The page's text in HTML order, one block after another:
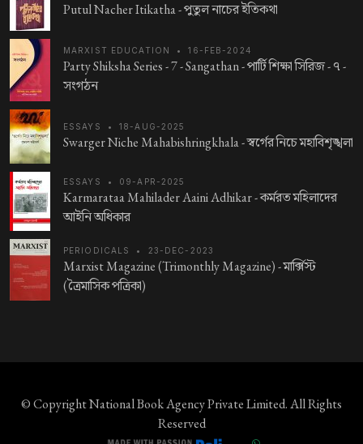
Putul Nacher Itikatha -পুতুল নাচের ইতিকথা
MARXIST EDUCATION • 16-FEB-2024
Party Shiksha Series - 7 - Sangathan -পার্টি শিক্ষা সিরিজ - ৭ -
সংগঠন
ESSAYS • 18-AUG-2025
Swarger Niche Mahabishringkhala -স্বর্গের নিচে মহাবিশৃঙ্খলা
ESSAYS • 09-APR-2025
Karmarataa Mahilader Aaini Adhikar -কর্মরত মহিলাদের
আইনি অধিকার
PERIODICALS • 23-DEC-2023
Marxist Magazine (Trimonthly Magazine) -মার্ক্সিস্ট
(ত্রৈমাসিক পত্রিকা)
© CopyrightNational Book Agency Private Limited. All Rights
Reserved